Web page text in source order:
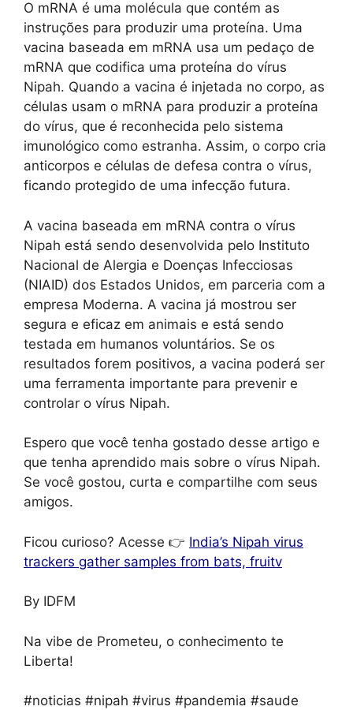
O mRNA é uma molécula que contém as
instruções para produzir uma proteína. Uma
vacina baseada em mRNA usa um pedaço de
mRNA que codifica uma proteína do vírus
Nipah. Quando a vacina é injetada no corpo, as
células usam o mRNA para produzir a proteína
do vírus, que é reconhecida pelo sistema
imunológico como estranha. Assim, o corpo cria
anticorpos e células de defesa contra o vírus,
ficando protegido de uma infecção futura.
A vacina baseada em mRNA contra o vírus
Nipah está sendo desenvolvida pelo Instituto
Nacional de Alergia e Doenças Infecciosas
(NIAID) dos Estados Unidos, em parceria com a
empresa Moderna. A vacina já mostrou ser
segura e eficaz em animais e está sendo
testada em humanos voluntários. Se os
resultados forem positivos, a vacina poderá ser
uma ferramenta importante para prevenir e
controlar o vírus Nipah.
Espero que você tenha gostado desse artigo e
que tenha aprendido mais sobre o vírus Nipah.
Se você gostou, curta e compartilhe com seus
amigos.
Ficou curioso? Acesse 👉 India’s Nipah virus
trackers gather samples from bats, fruitv
By IDFM
Na vibe de Prometeu, o conhecimento te
Liberta!
#noticias #nipah #virus #pandemia #saude